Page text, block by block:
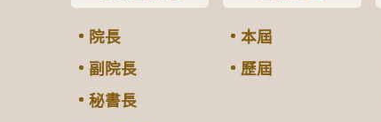
院長
副院長
秘書長
本屆
歷屆